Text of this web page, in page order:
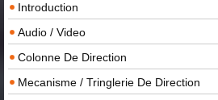
Introduction
Audio / Video
Colonne De Direction
Mecanisme / Tringlerie De Direction